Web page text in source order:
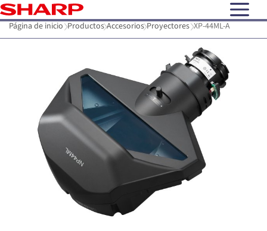
open
Página de inicio Productos Accesorios Proyectores XP-44ML-A